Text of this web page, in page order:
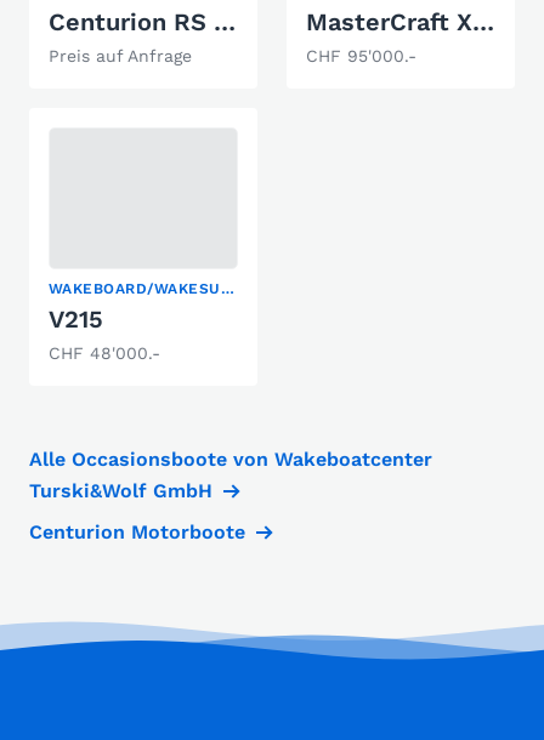
Centurion RS 230
Preis auf Anfrage
MasterCraft XT-20
CHF 95'000.-
WAKEBOARD/WAKESURF
V215
CHF 48'000.-
Alle Occasionsboote von Wakeboatcenter
Turski&Wolf GmbH
Centurion Motorboote